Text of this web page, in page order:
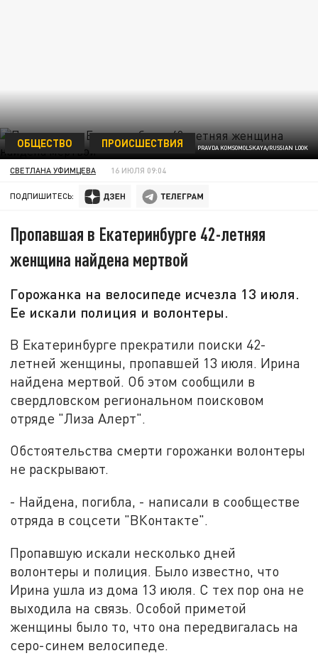
PRAVDA KOMSOMOLSKAYA/RUSSIAN LOOK
ОБЩЕСТВО ПРОИСШЕСТВИЯ
СВЕТЛАНА УФИМЦЕВА 16 ИЮЛЯ 09:04
ПОДПИШИТЕСЬ:
Пропавшая в Екатеринбурге 42-летняя
женщина найдена мертвой
Горожанка на велосипеде исчезла 13 июля.
Ее искали полиция и волонтеры.
В Екатеринбурге прекратили поиски 42-
летней женщины, пропавшей 13 июля. Ирина
найдена мертвой. Об этом сообщили в
свердловском региональном поисковом
отряде "Лиза Алерт".
Обстоятельства смерти горожанки волонтеры
не раскрывают.
- Найдена, погибла, - написали в сообществе
отряда в соцсети "ВКонтакте".
Пропавшую искали несколько дней
волонтеры и полиция. Было известно, что
Ирина ушла из дома 13 июля. С тех пор она не
выходила на связь. Особой приметой
женщины было то, что она передвигалась на
серо-синем велосипеде.